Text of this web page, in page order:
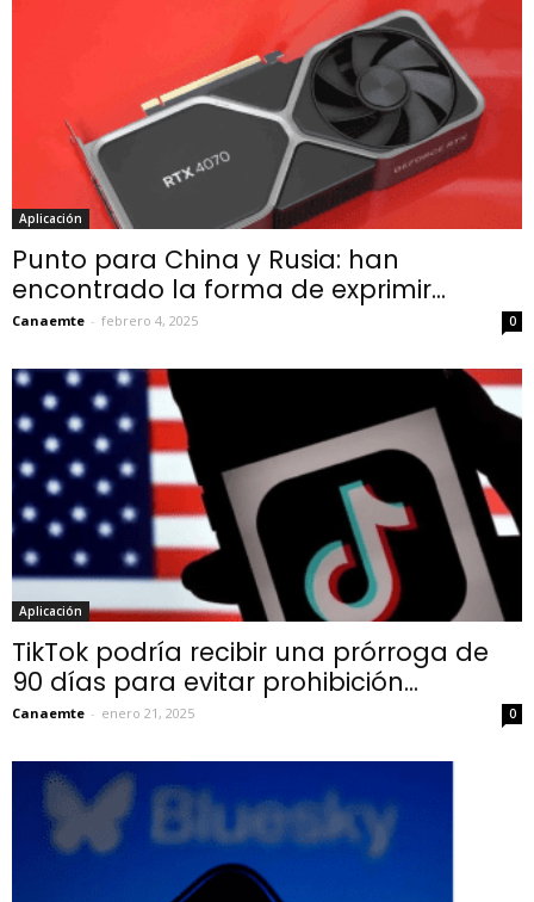
Aplicación
Punto para China y Rusia: han
encontrado la forma de exprimir...
Canaemte - febrero 4, 2025 0
Aplicación
TikTok podría recibir una prórroga de
90 días para evitar prohibición...
Canaemte - enero 21, 2025 0